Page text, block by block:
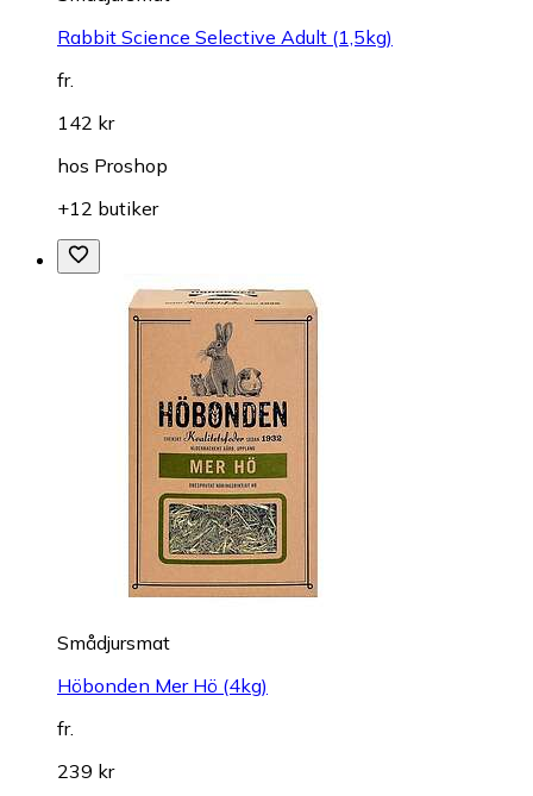
Rabbit Science Selective Adult (1,5kg)
fr.
142 kr
hos Proshop
+12 butiker
Smådjursmat
Höbonden Mer Hö (4kg)
fr.
239 kr